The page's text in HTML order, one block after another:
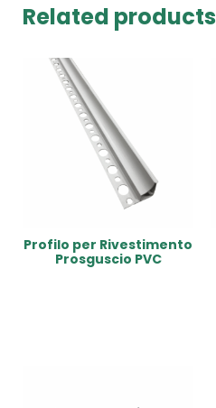
Related products
Profilo per Rivestimento
Prosguscio PVC